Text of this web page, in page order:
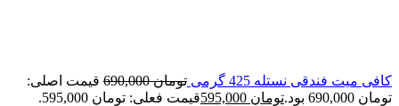
کافی میت فندقی نستله 425 گرمی تومان690,000
قیمت اصلی:
تومان 690,000 بود.
تومان
قیمت فعلی: تومان 595,000.